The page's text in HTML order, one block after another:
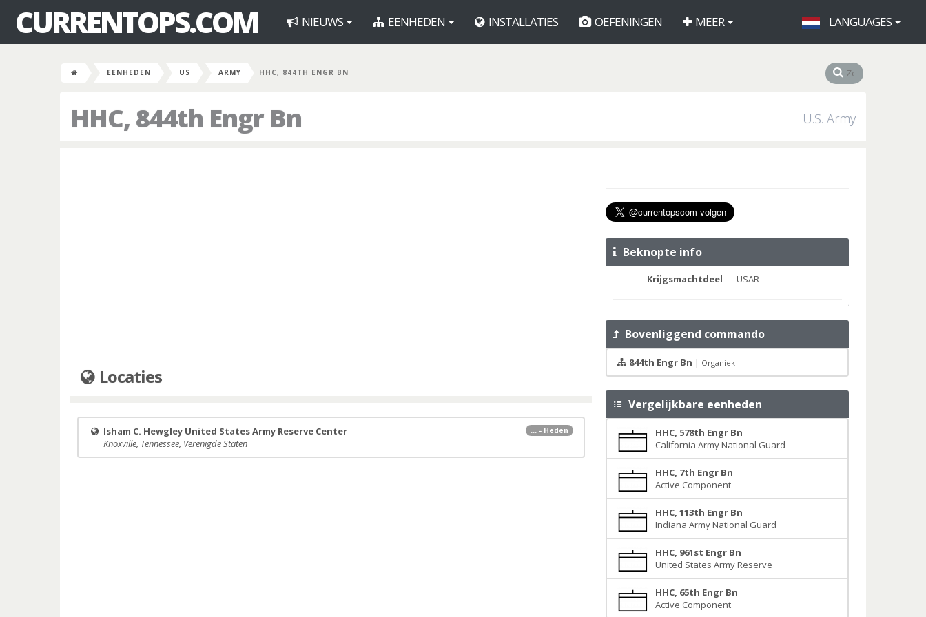
CURRENTOPS.COM NIEUWS EENHEDEN INSTALLATIES OEFENINGEN MEER LANGUAGES
EENHEDEN US ARMY HHC, 844TH ENGR BN
HHC, 844th Engr Bn U.S. Army
Locaties
... - Heden
Isham C. Hewgley United States Army Reserve Center
Knoxville, Tennessee, Verenigde Staten
Beknopte info
Krijgsmachtdeel USAR
Bovenliggend commando
844th Engr Bn | Organiek
Vergelijkbare eenheden
HHC, 578th Engr Bn
California Army National Guard
HHC, 7th Engr Bn
Active Component
HHC, 113th Engr Bn
Indiana Army National Guard
HHC, 961st Engr Bn
United States Army Reserve
HHC, 65th Engr Bn
Active Component